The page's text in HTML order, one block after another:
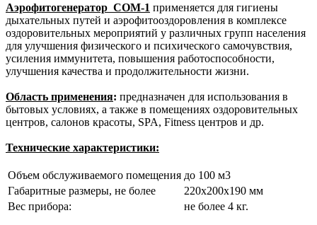
Аэрофитогенератор СОМ-1 применяется для гигиены
дыхательных путей и аэрофитооздоровления в комплексе
оздоровительных мероприятий у различных групп населения
для улучшения физического и психического самочувствия,
усиления иммунитета, повышения работоспособности,
улучшения качества и продолжительности жизни.
Область применения: предназначен для использования в
бытовых условиях, а также в помещениях оздоровительных
центров, салонов красоты, SPA, Fitness центров и др.
Технические характеристики:
Объем обслуживаемого помещения до 100 м3
Габаритные размеры, не более
220x200x190 мм
Вес прибора:
не более 4 кг.